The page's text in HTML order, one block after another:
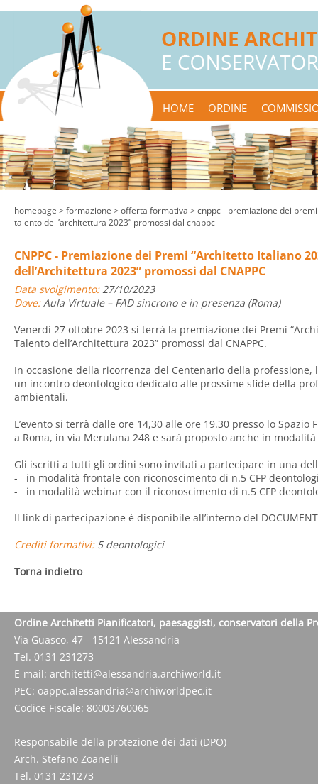
HOME ORDINE
homepage > formazione > offerta formativa > cnppc - premiazione dei
talento dell’architettura 2023” promossi dal cnappc
CNPPC - Premiazione dei Premi “Architetto Italiano
dell’Architettura 2023” promossi dal CNAPPC
Data svolgimento:27/10/2023
Dove:Aula Virtuale – FAD sincrono e in presenza (Roma)
Venerdì 27 ottobre 2023 si terrà la premiazione dei Premi
Talento dell’Architettura 2023” promossi dal CNAPPC.
In occasione della ricorrenza del Centenario della
un incontro deontologico dedicato alle prossime sfide della
ambientali.
L’evento si terrà dalle ore 14,30 alle ore 19.30 presso lo Spazio
a Roma, in via Merulana 248 e sarà proposto anche in
Gli iscritti a tutti gli ordini sono invitati a partecipare in una
- in modalità frontale con riconoscimento di n.5 CFP
- in modalità webinar con il riconoscimento di n.5 CFP
Il link di partecipazione è disponibile all’interno del
Crediti formativi:5 deontologici
Torna indietro
Ordine Architetti Pianificatori, paesaggisti, conservatori della
Via Guasco, 47 - 15121 Alessandria
Tel. 0131 231273
E-mail: architetti@alessandria.archiworld.it
PEC: oappc.alessandria@archiworldpec.it
Codice Fiscale: 80003760065
Responsabile della protezione dei dati (DPO)
Arch. Stefano Zoanelli
Tel. 0131 231273